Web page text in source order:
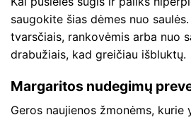
saugokite šias dėmes nuo
tvarsčiais, rankovėmis arba nuo
drabužiais, kad greičiau išbluktų.
Margaritos nudegimų
Geros naujienos žmonėms, kurie